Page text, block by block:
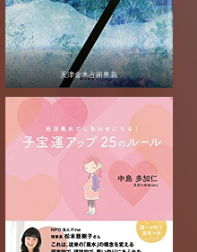
天津金木占術奥義